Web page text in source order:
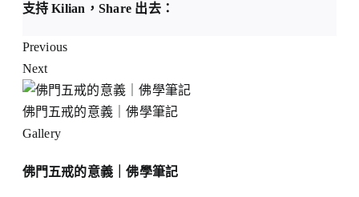
支持 Kilian，Share 出去：
Previous
Next
佛門五戒的意義｜佛學筆記
Gallery
佛門五戒的意義｜佛學筆記